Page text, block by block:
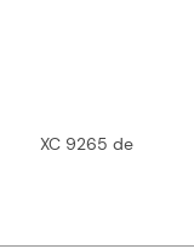
XC 9265 de